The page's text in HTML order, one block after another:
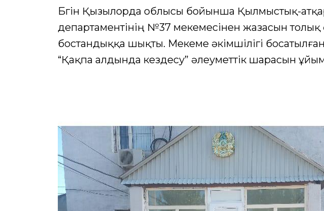
Бүгін Қызылорда облысы бойынша Қылмыстық-
департаментінің №37 мекемесінен жазасын толық
бостандыққа шықты. Мекеме әкімшілігі босатылған
“Қақпа алдында кездесу” әлеуметтік шарасын